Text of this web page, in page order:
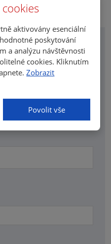
oznámení
aktivovány esenciální
poskytování
a analýzu návštěvnosti
cookies. Kliknutím
Zobrazit
Povolit vše